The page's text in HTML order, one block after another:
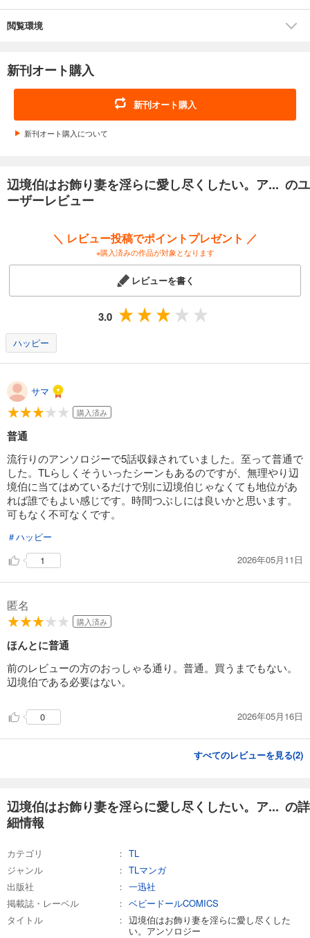
しくなり、北の辺境ノルトシュタインのクロイツフェル家もとへ嫁ぐこ
ととなった。夫となったレオンハルトとの暮らしは何不自由なかった
ぐ蕩ける夜～本好きマリーの甘い初恋～」林田花 マリーは「戦に飢えた
みにくい男」と恐れられるキリル・ヴァルトに嫁ぐことになるが実際の
彼は心優しい人物だった。共に過ごす日々の中で次第に惹かれ合ってい
学ぶため王都へ向かう。だが帰還した彼女を待っていたのは理性を失い
異形の姿となったキリルだった――。 「一途な愛で、満たされて。～辺
の結婚ではあったものの、ティナはフェルディからの甘い愛情に応える
こととなり……？
閲覧環境
新刊オート購入
新刊オート購入
新刊オート購入について
辺境伯はお飾り妻を淫らに愛し尽くしたい。ア... のユ
ーザーレビュー
＼ レビュー投稿でポイントプレゼント ／
※購入済みの作品が対象となります
レビューを書く
3.0
ハッピー
サマ
購入済み
普通
流行りのアンソロジーで5話収録されていました。至って普通で
した。TLらしくそういったシーンもあるのですが、無理やり辺
境伯に当てはめているだけで別に辺境伯じゃなくても地位があ
れば誰でもよい感じです。時間つぶしには良いかと思います。
可もなく不可なくです。
＃ハッピー
1
2026年05月11日
匿名
購入済み
ほんとに普通
前のレビューの方のおっしゃる通り。普通。買うまでもない。
辺境伯である必要はない。
0 2026年05月16日
すべてのレビューを見る(2)
辺境伯はお飾り妻を淫らに愛し尽くしたい。ア... の詳
細情報
カテゴリ
TL
ジャンル
TLマンガ
出版社
一迅社
掲載誌・レーベル
ベビードールCOMICS
タイトル
辺境伯はお飾り妻を淫らに愛し尽くした
い。アンソロジー